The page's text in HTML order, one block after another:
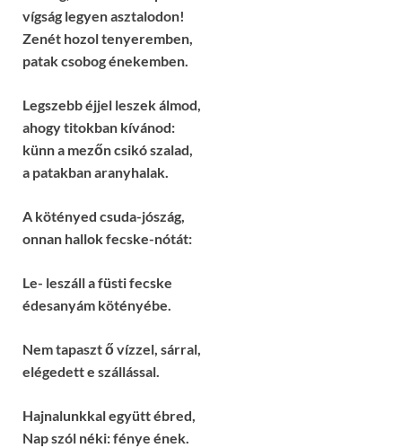
vígság legyen asztalodon!
Zenét hozol tenyeremben,
patak csobog énekemben.
Legszebb éjjel leszek álmod,
ahogy titokban kívánod:
künn a mezőn csikó szalad,
a patakban aranyhalak.
A kötényed csuda-jószág,
onnan hallok fecske-nótát:
Le- leszáll a füsti fecske
édesanyám kötényébe.
Nem tapaszt ő vízzel, sárral,
elégedett e szállással.
Hajnalunkkal együtt ébred,
Nap szól néki: fénye ének.